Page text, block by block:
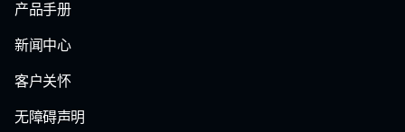
产品手册
新闻中心
客户关怀
无障碍声明